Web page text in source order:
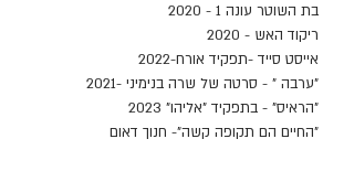
בת השוטר עונה 1 - 2020
ריקוד האש - 2020
אייסט סייד -תפקיד אורח-2022
"ערבה " - סרטה של שרה בנימיני -2021
"הראיס" - בתפקיד "אליהו" 2023
"החיים הם תקופה קשה"- חנוך דאום